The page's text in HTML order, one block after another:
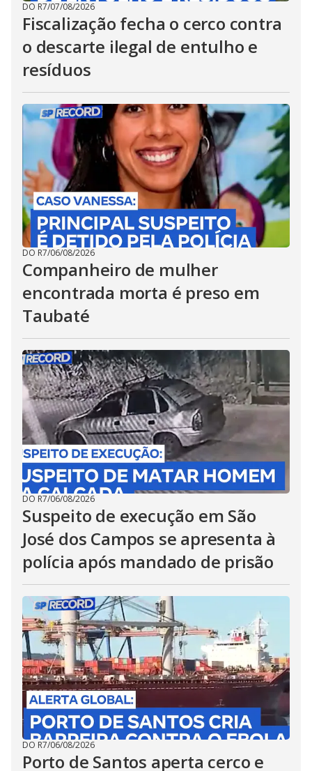
DO R7/07/08/2026
Fiscalização fecha o cerco contra
o descarte ilegal de entulho e
resíduos
DO R7/06/08/2026
Companheiro de mulher
encontrada morta é preso em
Taubaté
DO R7/06/08/2026
Suspeito de execução em São
José dos Campos se apresenta à
polícia após mandado de prisão
DO R7/06/08/2026
Porto de Santos aperta cerco e